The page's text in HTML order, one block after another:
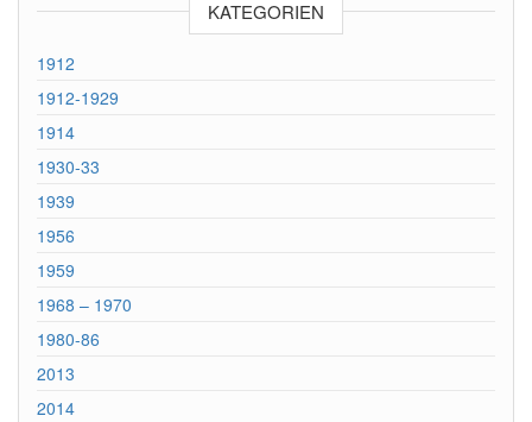
KATEGORIEN
1912
1912-1929
1914
1930-33
1939
1956
1959
1968 – 1970
1980-86
2013
2014